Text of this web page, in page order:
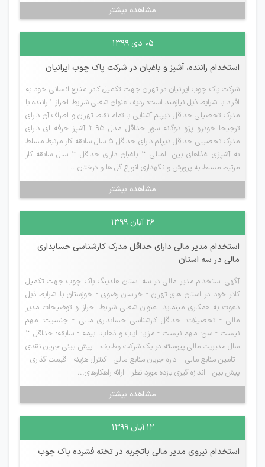
مشاهده بیشتر
۰۵ دی ۱۳۹۹
استخدام راننده، آشپز و باغبان در شرکت پاک چوب ایرانیان
شرکت پاک چوب ایرانیان در تهران جهت تکمیل کادر منابع انسانی خود به
افراد با شرایط ذیل نیازمند است: ردیف عنوان شغلی شرایط احراز 1 راننده با
مدرک تحصیلی حداقل دیپلم آشنایی با تمام نقاط تهران و اطراف آن دارای
ترجیحا خودرو پژو دوگانه سوز حداقل مدل 95 2 آشپز حرفه ای دارای
مدرک تحصیلی حداقل دیپلم دارای حداقل 5 سال سابقه کار مرتبط مسلط
به آشپزی غذاهای بین المللی 3 باغبان دارای حداقل 3 سال سابقه کار
مرتبط مسلط به پرورش و نگهداری انواع گل ها و درختان...
مشاهده بیشتر
۲۶ آبان ۱۳۹۹
استخدام مدیر مالی دارای حداقل مدرک کارشناسی حسابداری
مالی در سه استان
آگهی استخدام مدیر مالی در سه استان هلدینگ پاک چوب جهت تکمیل
کادر خود در استان های تهران - خراسان رضوی - خوزستان با شرایط ذیل
دعوت به همکاری مینماید. عنوان شغلی شرایط احراز و توضیحات مدیر
مالی - تحصیلات: حداقل کارشناسی حسابداری مالی - جنسیت: مهم
نیست - سن: مهم نیست - مزایا: ایاب و ذهاب، بیمه - سابقه: حداقل ۳
سال مدیریت مالی پیوسته در یک شرکت وظایف: - پیش بینی جریان نقدی
- تامین منابع مالی - اداره جریان منابع مالی - کنترل هزینه - قیمت گذاری -
پیش بین - اندازه گیری بازده مورد نظر - ارائه راهکارهای...
مشاهده بیشتر
۱۲ آبان ۱۳۹۹
استخدام نیروی مدیر مالی باتجربه در تخته فشرده پاک چوب